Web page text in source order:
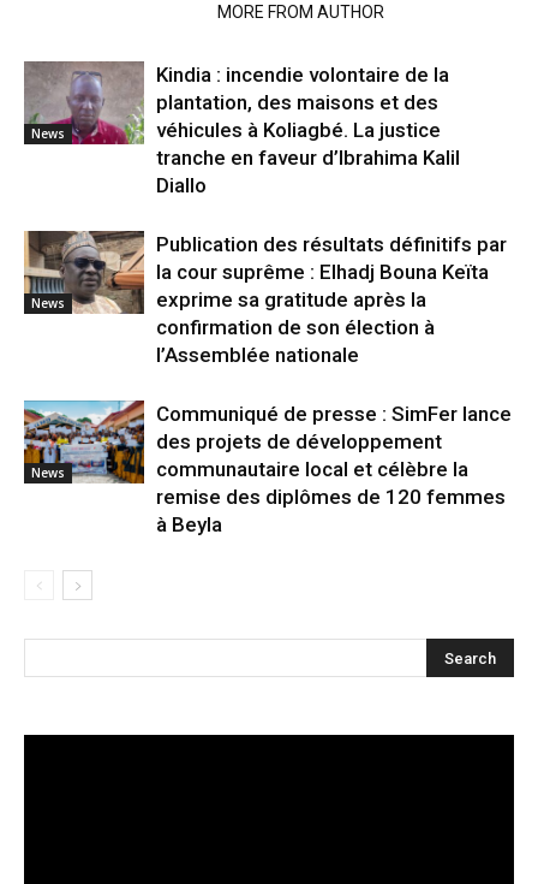
MORE FROM AUTHOR
News
Kindia : incendie volontaire de la
plantation, des maisons et des
véhicules à Koliagbé. La justice
tranche en faveur d’Ibrahima Kalil
Diallo
News
Publication des résultats définitifs par
la cour suprême : Elhadj Bouna Keïta
exprime sa gratitude après la
confirmation de son élection à
l’Assemblée nationale
News
Communiqué de presse : SimFer lance
des projets de développement
communautaire local et célèbre la
remise des diplômes de 120 femmes
à Beyla